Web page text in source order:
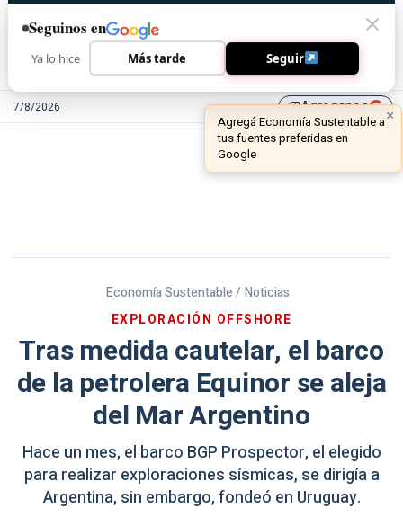
7/8/2026 library_addAgreganos
Economía Sustentable / Noticias
EXPLORACIÓN OFFSHORE
Tras medida cautelar, el barco
de la petrolera Equinor se aleja
del Mar Argentino
Hace un mes, el barco BGP Prospector, el elegido
para realizar exploraciones sísmicas, se dirigía a
Argentina, sin embargo, fondeó en Uruguay.
Seguinos en
Ya lo hice Más tarde Seguir